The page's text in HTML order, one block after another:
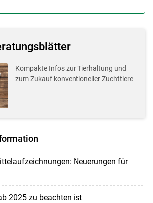
Kompakte Infos zur Tierhaltung und
zum Zukauf konventioneller Zuchttiere
Neuerungen für
2025 zu beachten ist